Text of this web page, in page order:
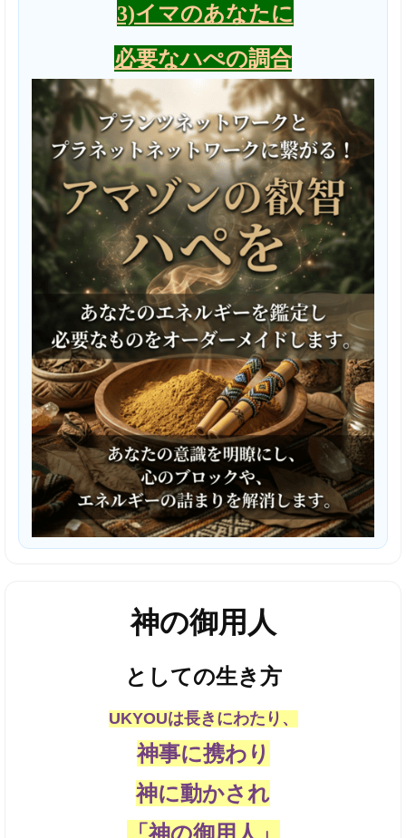
3)イマのあなたに
必要なハぺの調合
神の御用人
としての生き方
UKYOUは長きにわたり、
神事に携わり
神に動かされ